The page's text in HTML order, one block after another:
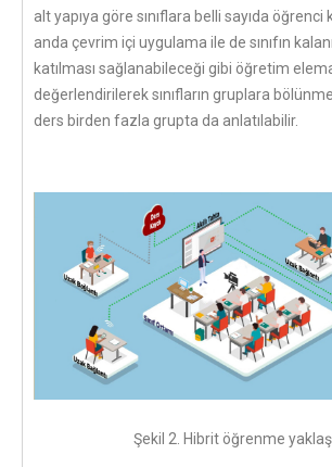
alt yapıya göre sınıflara belli sayıda öğrenci
anda çevrim içi uygulama ile de sınıfın
katılması sağlanabileceği gibi öğretim
değerlendirilerek sınıfların gruplara
ders birden fazla grupta da anlatılabilir.
Şekil 2. Hibrit öğrenme